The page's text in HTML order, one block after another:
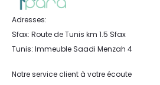
Adresses:
Sfax: Route de Tunis km 1.5 Sfax
Tunis: Immeuble Saadi Menzah 4
Notre service client à votre écoute